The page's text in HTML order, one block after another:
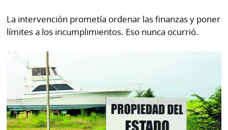
La intervención prometía ordenar las finanzas y poner
límites a los incumplimientos. Eso nunca ocurrió.